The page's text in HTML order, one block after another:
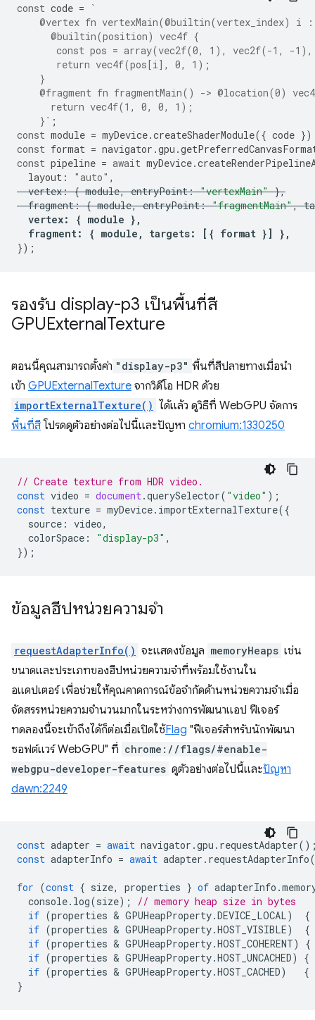
const code =
`
@vertex fn vertexMain(@builtin(vertex_index) i
      @builtin(position) vec4f {
const pos = array(vec2f(0, 1), vec2f(-1, -
       return vec4f(pos[i], 0, 1);
    }
@fragment fn fragmentMain() -> @location(0)
      return vec4f(1, 0, 0, 1);
    }`
;
const module = myDevice.createShaderModule({ code
const format = navigator .gpu .
const pipeline = await myDevice.
layout : "auto" ,
vertex: { module, entryPoint: "vertexMain" },
fragment: { module, entryPoint: "fragmentMain",
vertex: { module },
fragment: { module , targets: [{ format }]
},
});
รองรับ display-p3 เป็นพื้นที่สี
GPUExternalTexture
ตอนนี้คุณสามารถตั้งค่า "display-p3" พื้นที่สีปลายทางเมื่อนำ
เข้า GPUExternalTexture จากวิดีโอ HDR ด้วย
importExternalTexture() ได้แล้ว ดูวิธีที่ WebGPU จัดการ
พื้นที่สีโปรดดูตัวอย่างต่อไปนี้และปัญหา chromium:1330250
// Create texture from HDR video.
const video = document .querySelector( "video" );
const texture = myDevice. importExternalTexture({
source : video,
colorSpace : "display-p3" ,
});
ข้อมูลฮีปหน่วยความจำ
requestAdapterInfo() จะแสดงข้อมูล memoryHeaps เช่น
ขนาดและประเภทของฮีปหน่วยความจำที่พร้อมใช้งานใน
อแดปเตอร์ เพื่อช่วยให้คุณคาดการณ์ข้อจำกัดด้านหน่วยความจำเมื่อ
จัดสรรหน่วยความจำนวนมากในระหว่างการพัฒนาแอป ฟีเจอร์
ทดลองนี้จะเข้าถึงได้ก็ต่อเมื่อเปิดใช้Flag "ฟีเจอร์สำหรับนักพัฒนา
ซอฟต์แวร์ WebGPU" ที่ chrome://flags/#enable-
webgpu-developer-features ดูตัวอย่างต่อไปนี้และปัญหา
dawn:2249
const adapter = await navigator .gpu . requestAdapter
const adapterInfo = await adapter . requestAdapterInfo
for (const { size, properties } of adapterInfo .
console. log(size);
// memory heap size in bytes
if (properties & GPUHeapProperty.DEVICE_LOCAL)
{
if (properties & GPUHeapProperty.HOST_VISIBLE)
{
if (properties & GPUHeapProperty.HOST_COHERENT)
{
if (properties & GPUHeapProperty.HOST_UNCACHED)
{
if (properties & GPUHeapProperty.HOST_CACHED)
{
}